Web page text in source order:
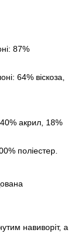
87%
64% віскоза,
акрил, 18%
поліестер.
навиворіт, а